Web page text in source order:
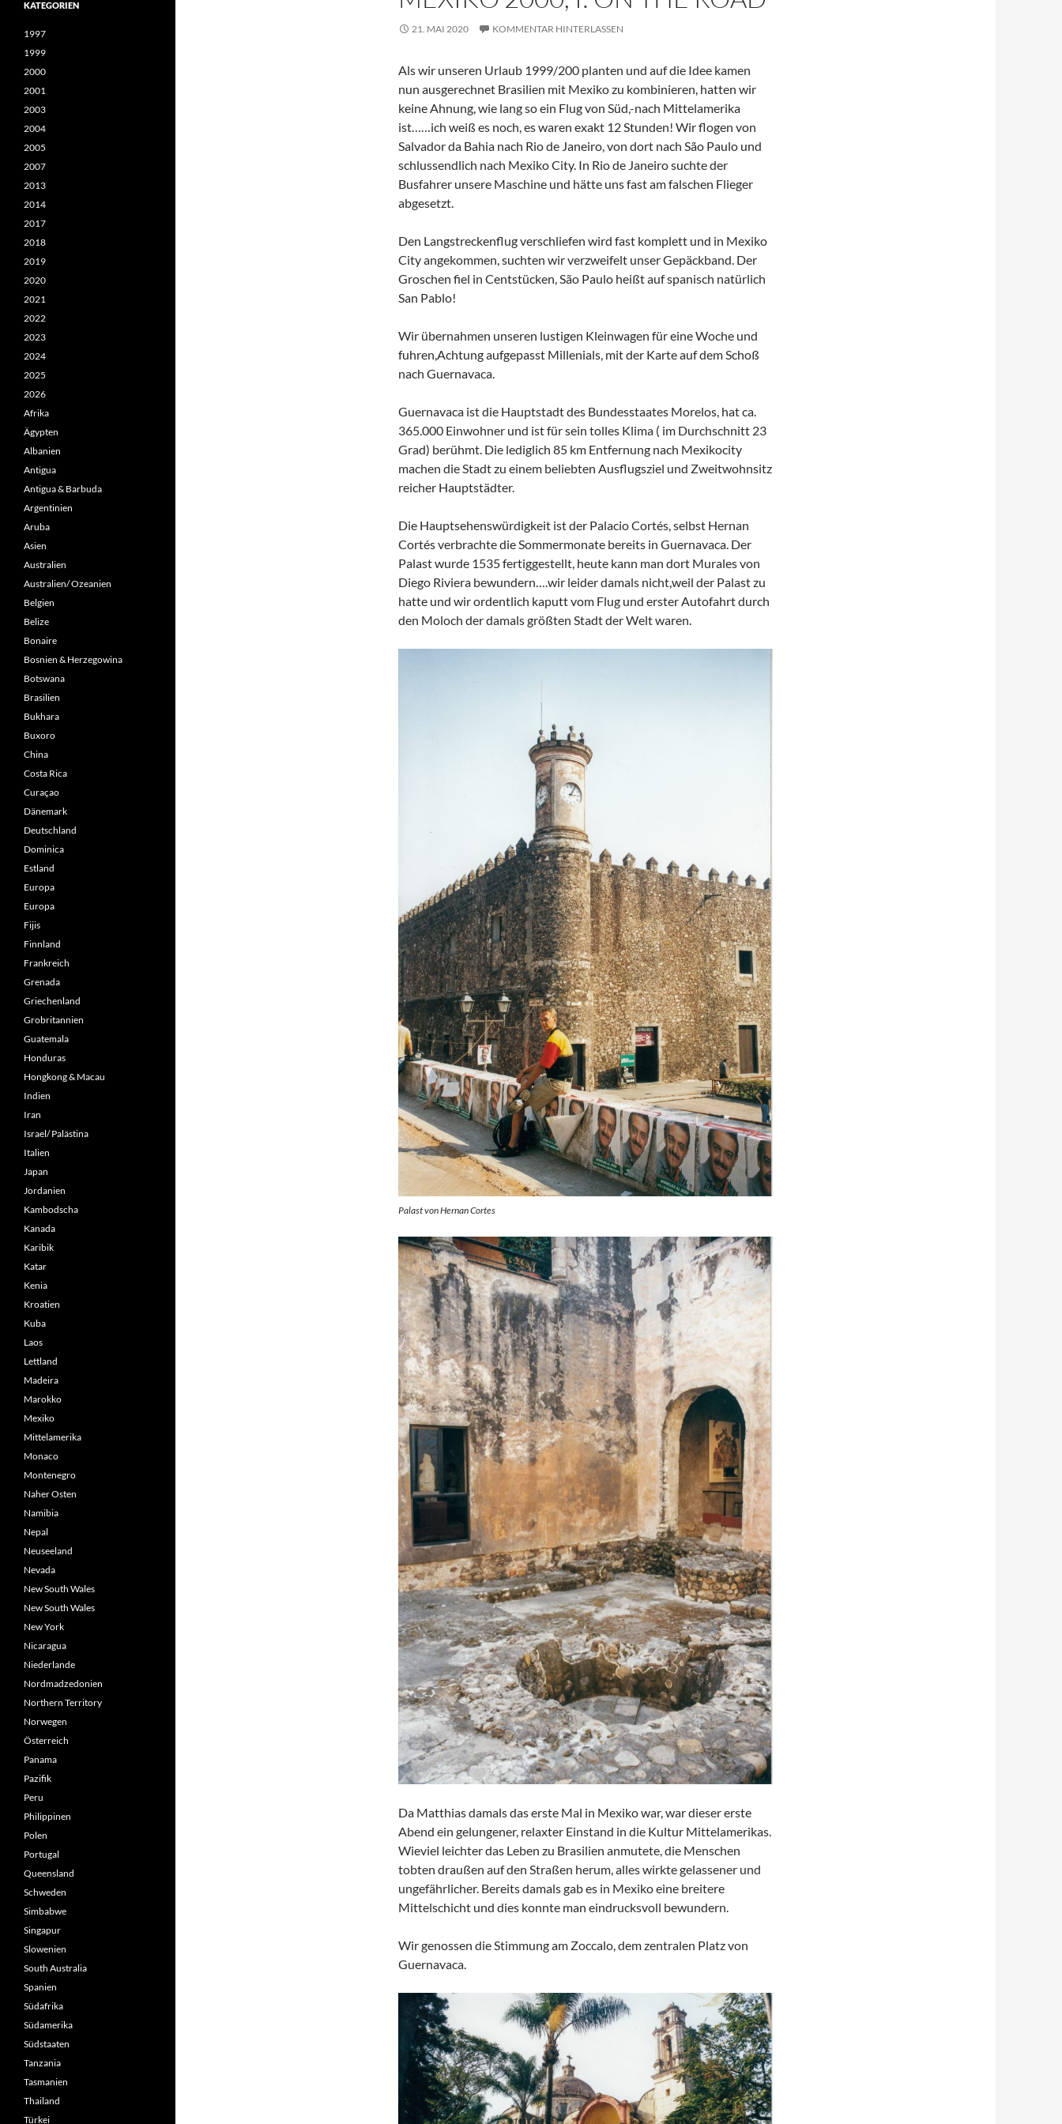
21. MAI 2020 KOMMENTAR HINTERLASSEN
Als wir unseren Urlaub 1999/200 planten und auf die Idee kamen
nun ausgerechnet Brasilien mit Mexiko zu kombinieren, hatten wir
keine Ahnung, wie lang so ein Flug von Süd,-nach Mittelamerika
ist……ich weiß es noch, es waren exakt 12 Stunden! Wir flogen von
Salvador da Bahia nach Rio de Janeiro, von dort nach São Paulo und
schlussendlich nach Mexiko City. In Rio de Janeiro suchte der
Busfahrer unsere Maschine und hätte uns fast am falschen Flieger
abgesetzt.
Den Langstreckenflug verschliefen wird fast komplett und in Mexiko
City angekommen, suchten wir verzweifelt unser Gepäckband. Der
Groschen fiel in Centstücken, São Paulo heißt auf spanisch natürlich
San Pablo!
Wir übernahmen unseren lustigen Kleinwagen für eine Woche und
fuhren,Achtung aufgepasst Millenials, mit der Karte auf dem Schoß
nach Guernavaca.
Guernavaca ist die Hauptstadt des Bundesstaates Morelos, hat ca.
365.000 Einwohner und ist für sein tolles Klima ( im Durchschnitt 23
Grad) berühmt. Die lediglich 85 km Entfernung nach Mexikocity
machen die Stadt zu einem beliebten Ausflugsziel und Zweitwohnsitz
reicher Hauptstädter.
Die Hauptsehenswürdigkeit ist der Palacio Cortés, selbst Hernan
Cortés verbrachte die Sommermonate bereits in Guernavaca. Der
Palast wurde 1535 fertiggestellt, heute kann man dort Murales von
Diego Riviera bewundern….wir leider damals nicht,weil der Palast zu
hatte und wir ordentlich kaputt vom Flug und erster Autofahrt durch
den Moloch der damals größten Stadt der Welt waren.
Palast von Hernan Cortes
Da Matthias damals das erste Mal in Mexiko war, war dieser erste
Abend ein gelungener, relaxter Einstand in die Kultur Mittelamerikas.
Wieviel leichter das Leben zu Brasilien anmutete, die Menschen
tobten draußen auf den Straßen herum, alles wirkte gelassener und
ungefährlicher. Bereits damals gab es in Mexiko eine breitere
Mittelschicht und dies konnte man eindrucksvoll bewundern.
Wir genossen die Stimmung am Zoccalo, dem zentralen Platz von
Guernavaca.
KATEGORIEN
1997
1999
2000
2001
2003
2004
2005
2007
2013
2014
2017
2018
2019
2020
2021
2022
2023
2024
2025
2026
Afrika
Ägypten
Albanien
Antigua
Antigua & Barbuda
Argentinien
Aruba
Asien
Australien
Australien/ Ozeanien
Belgien
Belize
Bonaire
Bosnien & Herzegowina
Botswana
Brasilien
Bukhara
Buxoro
China
Costa Rica
Curaçao
Dänemark
Deutschland
Dominica
Estland
Europa
Europa
Fijis
Finnland
Frankreich
Grenada
Griechenland
Grobritannien
Guatemala
Honduras
Hongkong & Macau
Indien
Iran
Israel/ Palästina
Italien
Japan
Jordanien
Kambodscha
Kanada
Karibik
Katar
Kenia
Kroatien
Kuba
Laos
Lettland
Madeira
Marokko
Mexiko
Mittelamerika
Monaco
Montenegro
Naher Osten
Namibia
Nepal
Neuseeland
Nevada
New South Wales
New South Wales
New York
Nicaragua
Niederlande
Nordmadzedonien
Northern Territory
Norwegen
Österreich
Panama
Pazifik
Peru
Philippinen
Polen
Portugal
Queensland
Schweden
Simbabwe
Singapur
Slowenien
South Australia
Spanien
Südafrika
Südamerika
Südstaaten
Tanzania
Tasmanien
Thailand
Türkei